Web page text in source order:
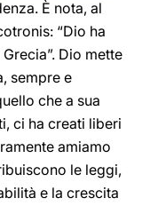
È nota, al
“Dio ha
Dio mette
sempre e
che a sua
ci ha creati liberi
amiamo
le leggi,
e la crescita